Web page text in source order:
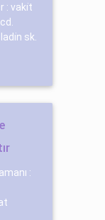
: vaki̇t
sk.
: